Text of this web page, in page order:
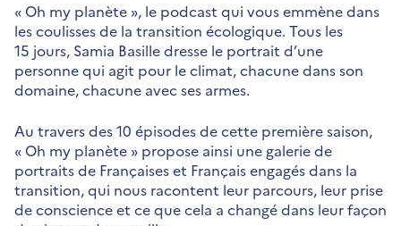
« Oh my planète », le podcast qui vous emmène dans
les coulisses de la transition écologique. Tous les
15 jours, Samia Basille dresse le portrait d’une
personne qui agit pour le climat, chacune dans son
domaine, chacune avec ses armes.
Au travers des 10 épisodes de cette première saison,
« Oh my planète » propose ainsi une galerie de
portraits de Françaises et Français engagés dans la
transition, qui nous racontent leur parcours, leur prise
de conscience et ce que cela a changé dans leur façon